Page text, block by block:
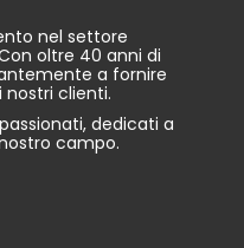
nel settore
oltre 40 anni di
a fornire
nostri clienti.
dedicati a
campo.